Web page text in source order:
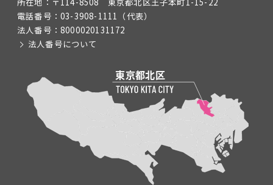
電話番号： 03-3908-1111 （代表）
法人番号： 8000020131172
法人番号について